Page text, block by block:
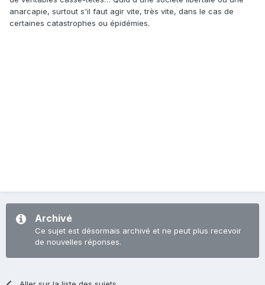
anarcapie, surtout s'il faut agir vite, très vite, dans le cas de
certaines catastrophes ou épidémies.
Archivé
Ce sujet est désormais archivé et ne peut plus recevoir
de nouvelles réponses.